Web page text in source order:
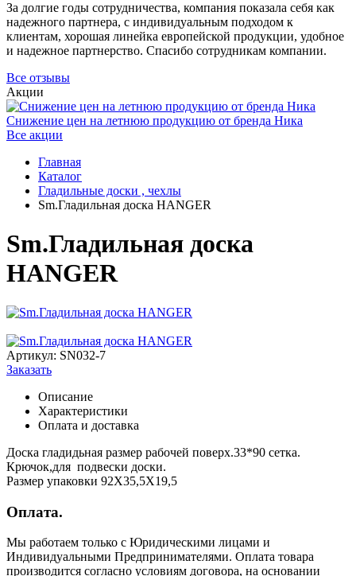
За долгие годы сотрудничества, компания показала себя как
надежного партнера, с индивидуальным подходом к
клиентам, хорошая линейка европейской продукции, удобное
и надежное партнерство. Спасибо сотрудникам компании.
Все отзывы
Акции
Снижение цен на летнюю продукцию от бренда Ника
Все акции
Главная
Каталог
Гладильные доски , чехлы
Sm.Гладильная доска HANGER
Sm.Гладильная доска
HANGER
Артикул: SN032-7
Заказать
Описание
Характеристики
Оплата и доставка
Доска гладидьная размер рабочей поверх.33*90 сетка.
Крючок,для подвески доски.
Размер упаковки 92Х35,5Х19,5
Оплата.
Мы работаем только с Юридическими лицами и
Индивидуальными Предпринимателями. Оплата товара
производится согласно условиям договора, на основании